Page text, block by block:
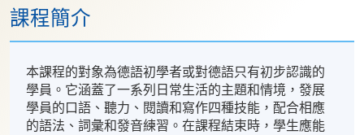
課程簡介
本課程的對象為德語初學者或對德語只有初步認識的
學員。它涵蓋了一系列日常生活的主題和情境，發展
學員的口語、聽力、閱讀和寫作四種技能，配合相應
的語法、詞彙和發音練習。在課程結束時，學生應能